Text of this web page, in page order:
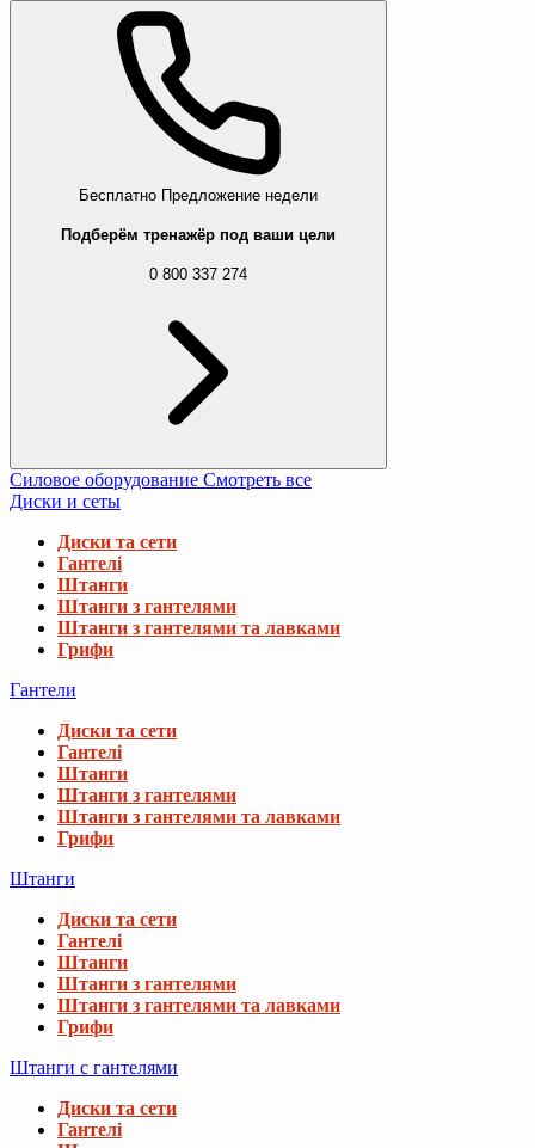
Бесплатно Предложение недели
Подберём тренажёр под ваши цели
0 800 337 274
Силовое оборудование Смотреть все
Диски и сеты
Диски та сети
Гантелі
Штанги
Штанги з гантелями
Штанги з гантелями та лавками
Грифи
Гантели
Диски та сети
Гантелі
Штанги
Штанги з гантелями
Штанги з гантелями та лавками
Грифи
Штанги
Диски та сети
Гантелі
Штанги
Штанги з гантелями
Штанги з гантелями та лавками
Грифи
Штанги с гантелями
Диски та сети
Гантелі